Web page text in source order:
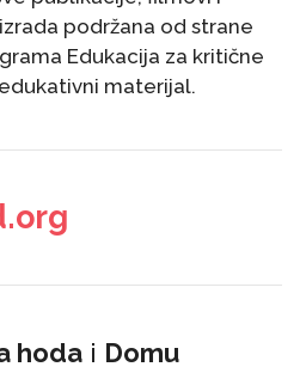
podržana od strane
Edukacija za kritične
materijal.
hoda i Domu